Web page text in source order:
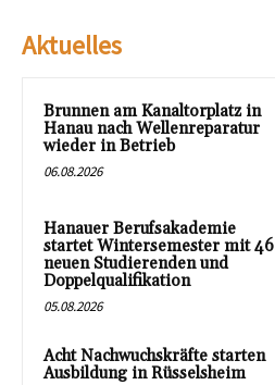
Aktuelles
Brunnen am Kanaltorplatz in
Hanau nach Wellenreparatur
wieder in Betrieb
06.08.2026
Hanauer Berufsakademie
startet Wintersemester mit 46
neuen Studierenden und
Doppelqualifikation
05.08.2026
Acht Nachwuchskräfte starten
Ausbildung in Rüsselsheim